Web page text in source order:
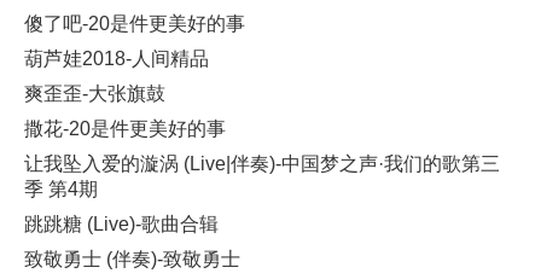
傻了吧-20是件更美好的事
葫芦娃2018-人间精品
爽歪歪-大张旗鼓
撒花-20是件更美好的事
让我坠入爱的漩涡 (Live|伴奏)-中国梦之声·我们的歌第三
季 第4期
跳跳糖 (Live)-歌曲合辑
致敬勇士 (伴奏)-致敬勇士